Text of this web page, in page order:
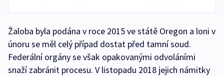
Žaloba byla podána v roce 2015 ve státě Oregon a loni v
únoru se měl celý případ dostat před tamní soud.
Federální orgány se však opakovanými odvoláními
snaží zabránit procesu. V listopadu 2018 jejich námitky